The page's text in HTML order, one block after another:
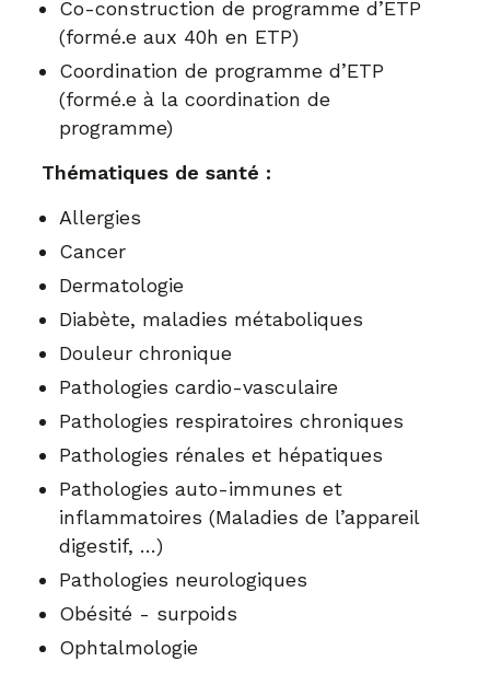
Co-construction de programme d’ETP
(formé.e aux 40h en ETP)
Coordination de programme d’ETP
(formé.e à la coordination de
programme)
Thématiques de santé :
Allergies
Cancer
Dermatologie
Diabète, maladies métaboliques
Douleur chronique
Pathologies cardio-vasculaire
Pathologies respiratoires chroniques
Pathologies rénales et hépatiques
Pathologies auto-immunes et
inflammatoires (Maladies de l’appareil
digestif, …)
Pathologies neurologiques
Obésité - surpoids
Ophtalmologie